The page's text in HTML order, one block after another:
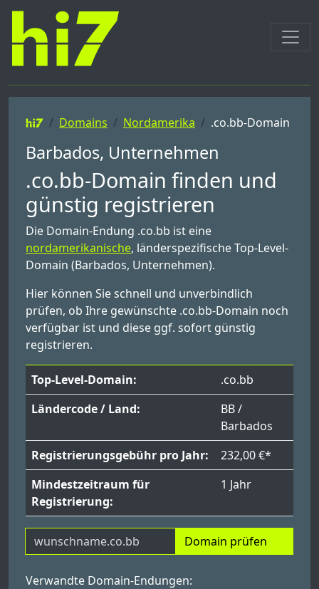
Domains Nordamerika .co.bb-Domain
Barbados, Unternehmen
.co.bb-Domain finden und
günstig registrieren
Die Domain-Endung .co.bb ist eine
nordamerikanische, länderspezifische Top-Level-
Domain (Barbados, Unternehmen).
Hier können Sie schnell und unverbindlich
prüfen, ob Ihre gewünschte .co.bb-Domain noch
verfügbar ist und diese ggf. sofort günstig
registrieren.
Top-Level-Domain:
.co.bb
Ländercode / Land:
BB /
Barbados
Registrierungsgebühr pro Jahr:
232,00 €*
Mindestzeitraum für
Registrierung:
1 Jahr
Domain prüfen
Verwandte Domain-Endungen: